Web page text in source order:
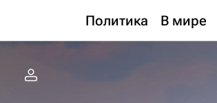
Политика В мире